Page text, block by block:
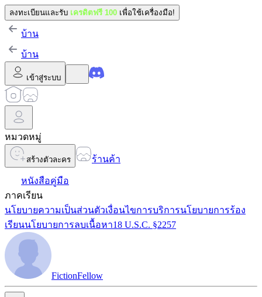
ลงทะเบียนและรับ เครดิตฟรี 100 เพื่อใช้เครื่องมือ!
บ้าน
บ้าน
เข้าสู่ระบบ
หมวดหมู่
สร้างตัวละคร ร้านค้า
หนังสือคู่มือ
ภาคเรียน
นโยบายความเป็นส่วนตัวเงื่อนไขการบริการนโยบายการร้อง
เรียนนโยบายการลบเนื้อหา18 U.S.C. §2257
FictionFellow